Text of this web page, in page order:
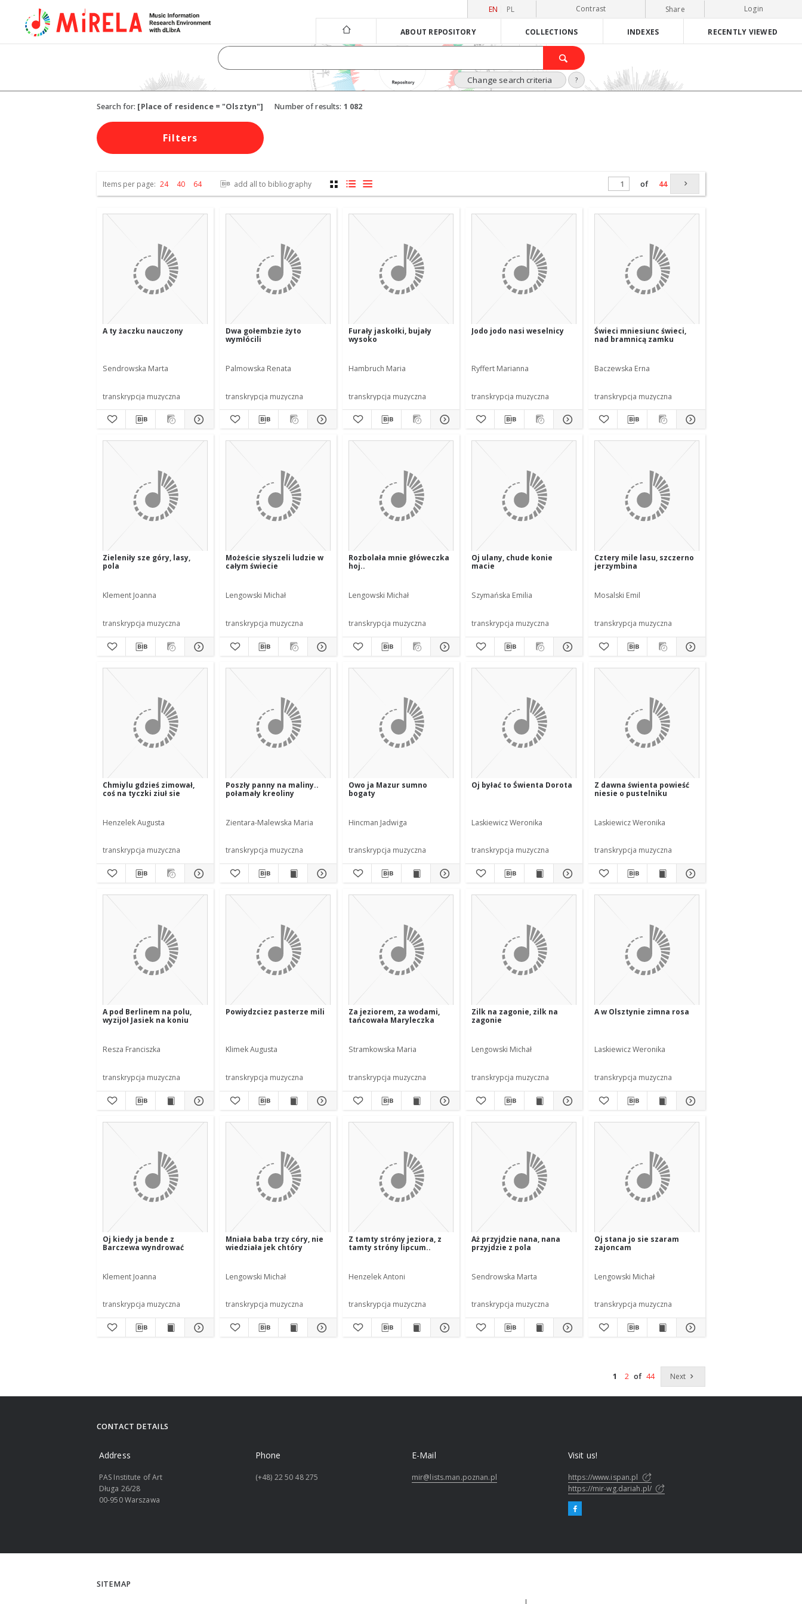
EN PL Contrast Share Login
ABOUT REPOSITORY COLLECTIONS INDEXES RECENTLY VIEWED
Change search criteria ?
Search for: [Place of residence = "Olsztyn"] Number of results: 1 082
Filters
Items per page: 24 40 64 add all to bibliography of 44
A ty żaczku nauczony
Sendrowska Marta
transkrypcja muzyczna
Dwa gołembzie żyto
wymłócili
Palmowska Renata
transkrypcja muzyczna
Furały jaskołki, bujały
wysoko
Hambruch Maria
transkrypcja muzyczna
Jodo jodo nasi weselnicy
Ryffert Marianna
transkrypcja muzyczna
Świeci mniesiunc świeci,
nad bramnicą zamku
Baczewska Erna
transkrypcja muzyczna
Zieleniły sze góry, lasy,
pola
Klement Joanna
transkrypcja muzyczna
Możeście słyszeli ludzie w
całym świecie
Lengowski Michał
transkrypcja muzyczna
Rozbolała mnie główeczka
hoj..
Lengowski Michał
transkrypcja muzyczna
Oj ulany, chude konie
macie
Szymańska Emilia
transkrypcja muzyczna
Cztery mile lasu, szczerno
jerzymbina
Mosalski Emil
transkrypcja muzyczna
Chmiylu gdzieś zimował,
coś na tyczki ziuł sie
Henzelek Augusta
transkrypcja muzyczna
Poszły panny na maliny..
połamały kreoliny
Zientara-Malewska Maria
transkrypcja muzyczna
Owo ja Mazur sumno
bogaty
Hincman Jadwiga
transkrypcja muzyczna
Oj byłać to Świenta Dorota
Laskiewicz Weronika
transkrypcja muzyczna
Z dawna świenta powieść
niesie o pustelniku
Laskiewicz Weronika
transkrypcja muzyczna
A pod Berlinem na polu,
wyzijoł Jasiek na koniu
Resza Franciszka
transkrypcja muzyczna
Powiydzciez pasterze mili
Klimek Augusta
transkrypcja muzyczna
Za jeziorem, za wodami,
tańcowała Maryleczka
Stramkowska Maria
transkrypcja muzyczna
Zilk na zagonie, zilk na
zagonie
Lengowski Michał
transkrypcja muzyczna
A w Olsztynie zimna rosa
Laskiewicz Weronika
transkrypcja muzyczna
Oj kiedy ja bende z
Barczewa wyndrować
Klement Joanna
transkrypcja muzyczna
Mniała baba trzy córy, nie
wiedziała jek chtóry
Lengowski Michał
transkrypcja muzyczna
Z tamty stróny jeziora, z
tamty stróny lipcum..
Henzelek Antoni
transkrypcja muzyczna
Aż przyjdzie nana, nana
przyjdzie z pola
Sendrowska Marta
transkrypcja muzyczna
Oj stana jo sie szaram
zajoncam
Lengowski Michał
transkrypcja muzyczna
1 2 of 44 Next
CONTACT DETAILS
Address
PAS Institute of Art
Długa 26/28
00-950 Warszawa
Phone
(+48) 22 50 48 275
E-Mail
mir@lists.man.poznan.pl
Visit us!
https://www.ispan.pl
https://mir-wg.dariah.pl/
SITEMAP